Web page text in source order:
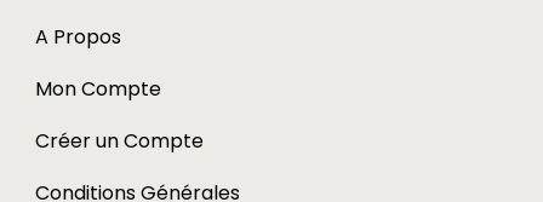
A Propos
Mon Compte
Créer un Compte
Conditions Générales